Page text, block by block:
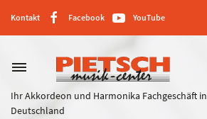
Kontakt Facebook YouTube
dehaze
Ihr Akkordeon und Harmonika Fachgeschäft in
Deutschland